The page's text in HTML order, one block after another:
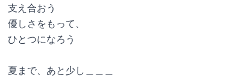
支え合おう
優しさをもって、
ひとつになろう
夏まで、あと少し＿＿＿